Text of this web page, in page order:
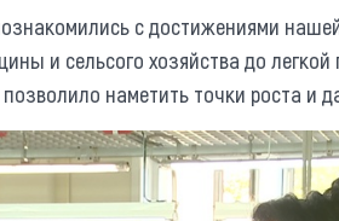
с достижениями
и сельсого хозяйства до
наметить точки роста и